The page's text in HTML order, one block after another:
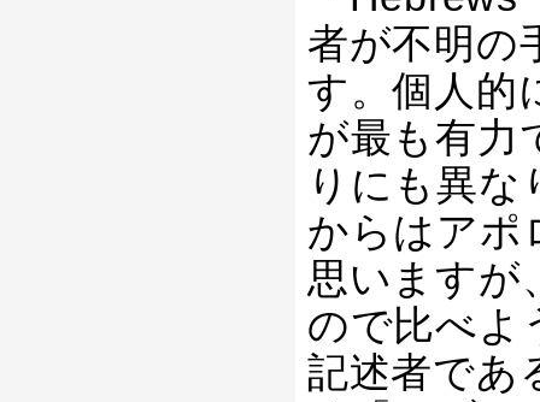
者が不明の
す。個人的
が最も有力
りにも異
からはアポ
思いますが
ので比べよ
記述者であ